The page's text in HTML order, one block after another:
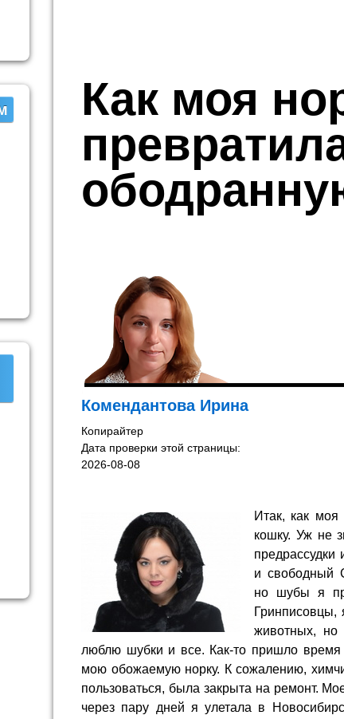
Как моя
Комендантова Ирина
Копирайтер
Дата проверки этой страницы:
2026-08-08
Итак, как моя
кошку. Уж не
и свободный
но шубы я
Гринписовцы,
животных, но
люблю шубки и все. Как-то пришло время
мою обожаемую норку. К сожалению,
пользоваться, была закрыта на ремонт.
через пару дней я улетала в